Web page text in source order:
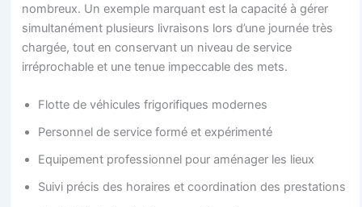
nombreux. Un exemple marquant est la capacité à gérer
simultanément plusieurs livraisons lors d’une journée très
chargée, tout en conservant un niveau de service
irréprochable et une tenue impeccable des mets.
Flotte de véhicules frigorifiques modernes
Personnel de service formé et expérimenté
Equipement professionnel pour aménager les lieux
Suivi précis des horaires et coordination des prestations